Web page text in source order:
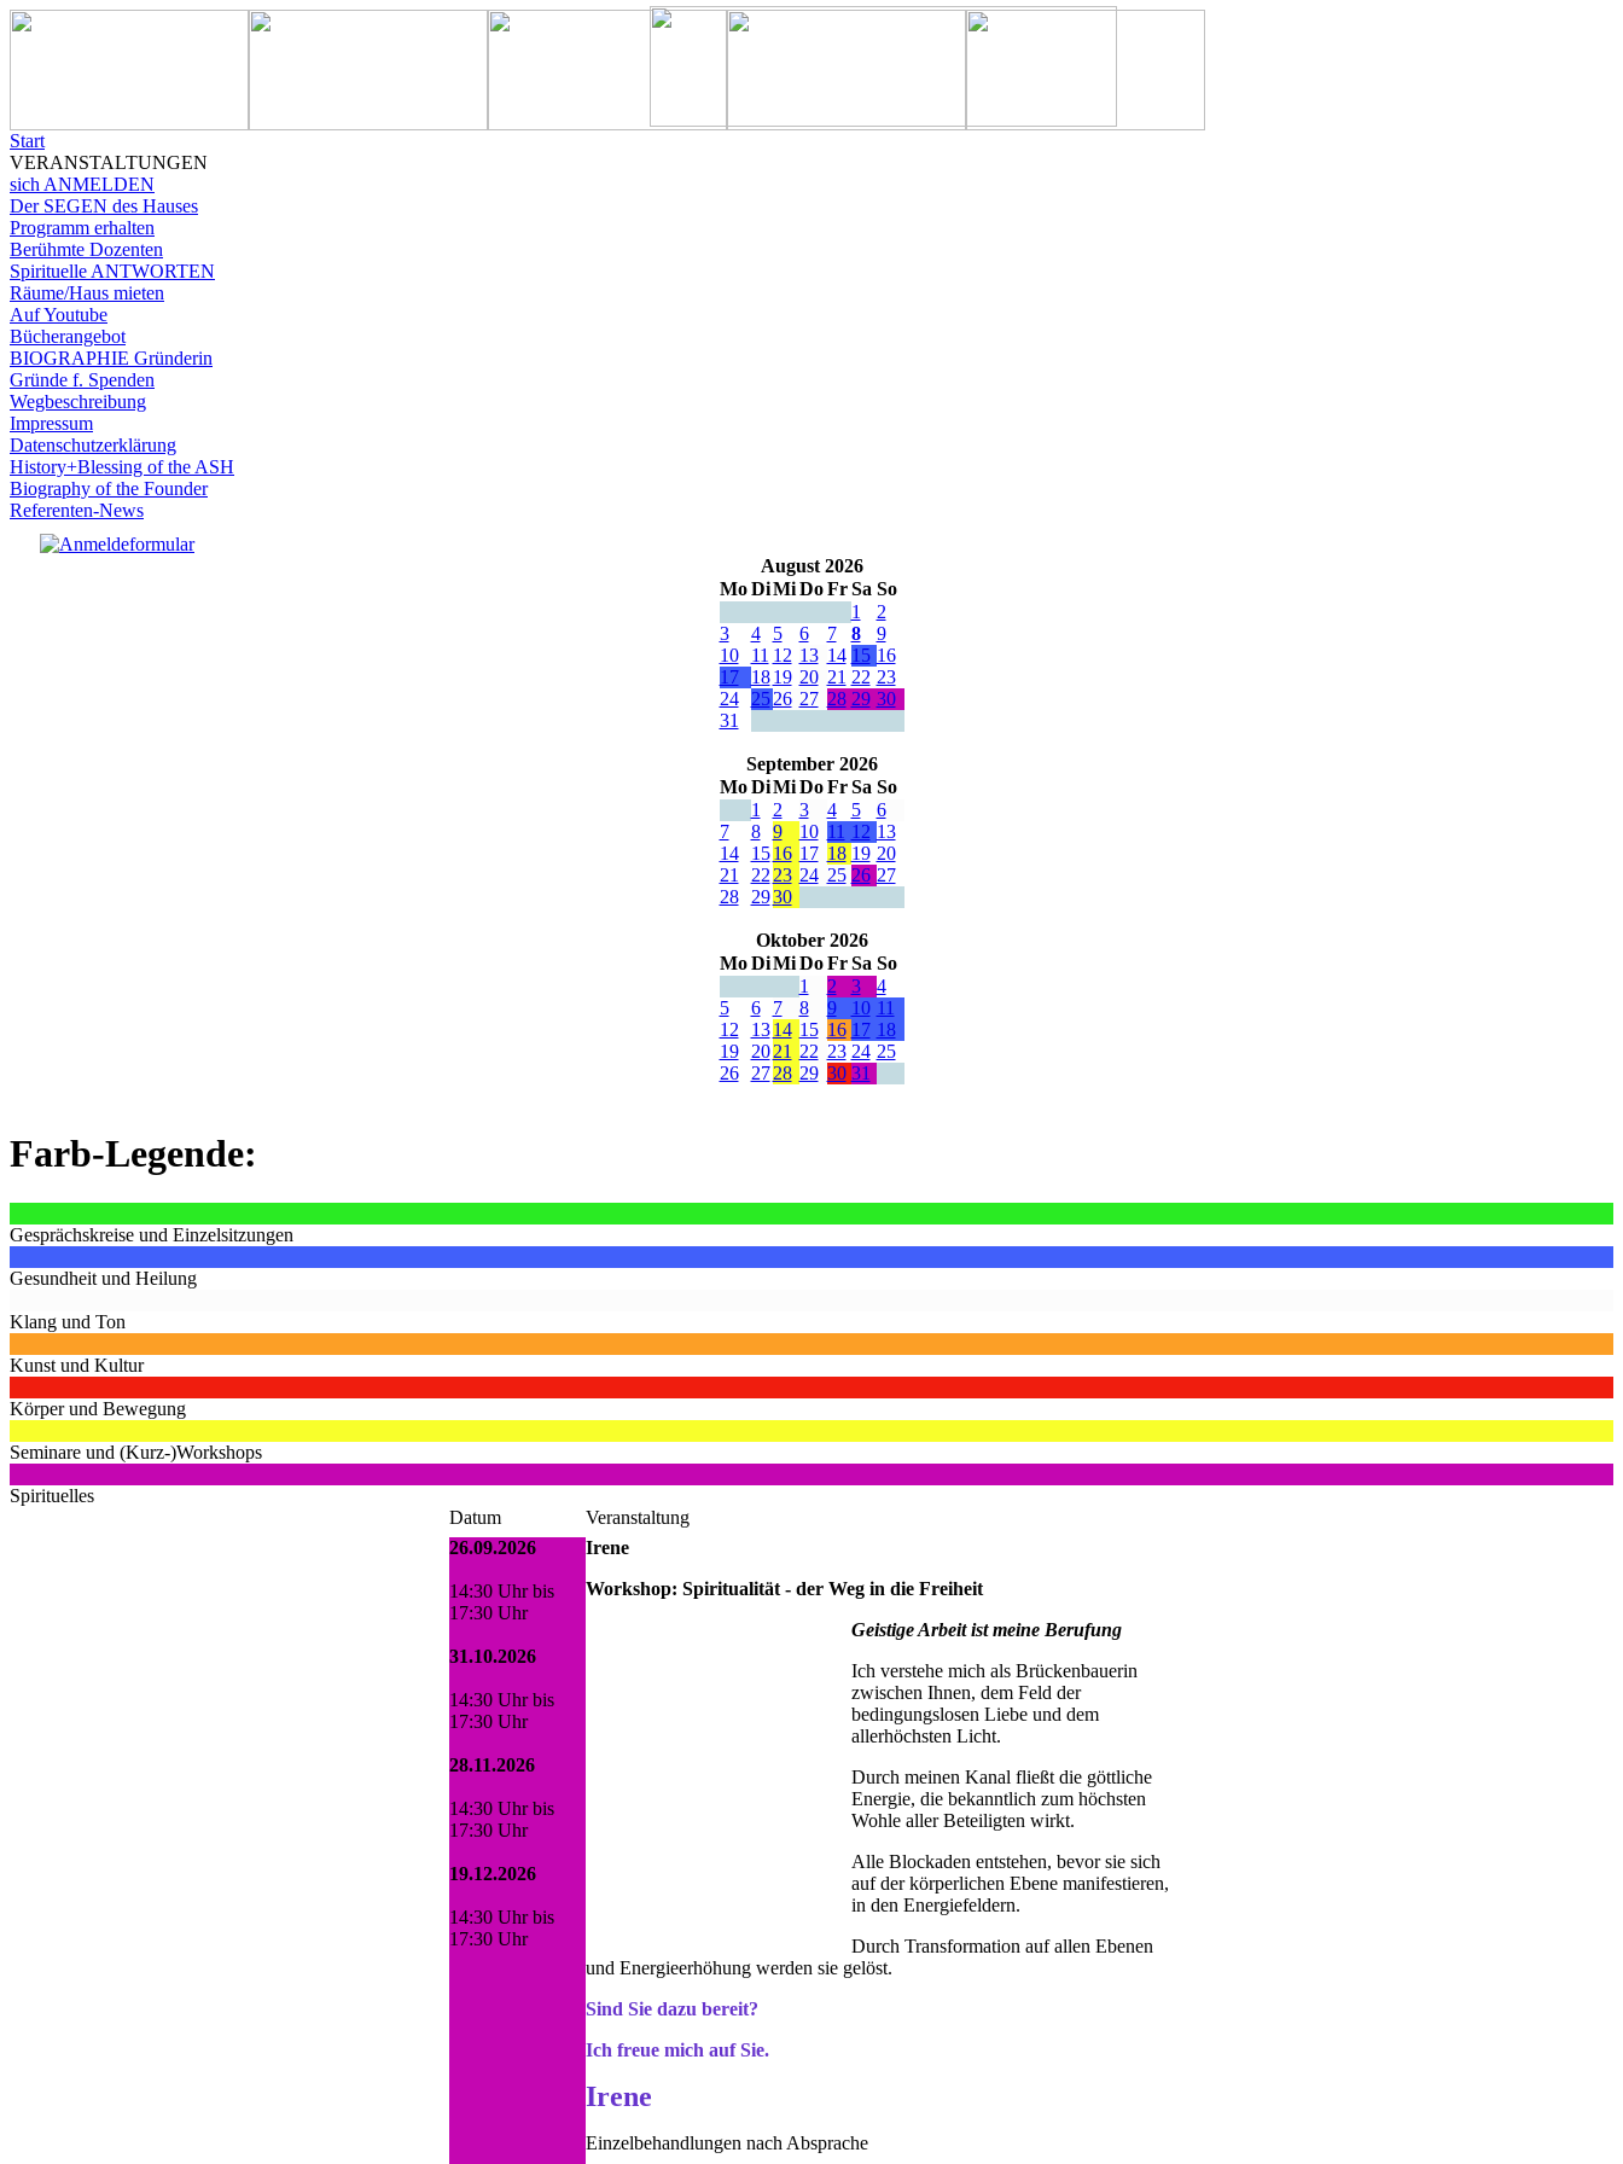
Start
VERANSTALTUNGEN
sich ANMELDEN
Der SEGEN des Hauses
Programm erhalten
Berühmte Dozenten
Spirituelle ANTWORTEN
Räume/Haus mieten
Auf Youtube
Bücherangebot
BIOGRAPHIE Gründerin
Gründe f. Spenden
Wegbeschreibung
Impressum
Datenschutzerklärung
History+Blessing of the ASH
Biography of the Founder
Referenten-News
August 2026
Mo DiMi Do Fr Sa So
1
2
3
4 5 6 7 8
9
10
11 12 13 14 15 16
17
18 19 20 21 22 23
24
25 26 27 28 29 30
31
September 2026
Mo DiMi Do Fr Sa So
1
2 3 4 5
6
7
8 9 10 11 12 13
14
15 16 17 18 19 20
21
22 23 24 25 26 27
28
2930
Oktober 2026
Mo DiMi Do Fr Sa So
1
2 3
4
5
6 7 8 9 10 11
12
13 14 15 16 17 18
19
20 21 22 23 24 25
26
27 28 29 30 31
Farb-Legende:
Gesprächskreise und Einzelsitzungen
Gesundheit und Heilung
Klang und Ton
Kunst und Kultur
Körper und Bewegung
Seminare und (Kurz-)Workshops
Spirituelles
Datum
Veranstaltung
26.09.2026
14:30 Uhr bis
17:30 Uhr
31.10.2026
14:30 Uhr bis
17:30 Uhr
28.11.2026
14:30 Uhr bis
17:30 Uhr
19.12.2026
14:30 Uhr bis
17:30 Uhr
Irene
Workshop: Spiritualität - der Weg in die Freiheit
Geistige Arbeit ist meine Berufung
Ich verstehe mich als Brückenbauerin
zwischen Ihnen, dem Feld der
bedingungslosen Liebe und dem
allerhöchsten Licht.
Durch meinen Kanal fließt die göttliche
Energie, die bekanntlich zum höchsten
Wohle aller Beteiligten wirkt.
Alle Blockaden entstehen, bevor sie sich
auf der körperlichen Ebene manifestieren,
in den Energiefeldern.
Durch Transformation auf allen Ebenen
und Energieerhöhung werden sie gelöst.
Sind Sie dazu bereit?
Ich freue mich auf Sie.
Irene
Einzelbehandlungen nach Absprache